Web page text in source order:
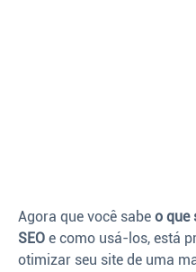
Agora que você sabe o que
SEO e como usá-los, está
otimizar seu site de uma